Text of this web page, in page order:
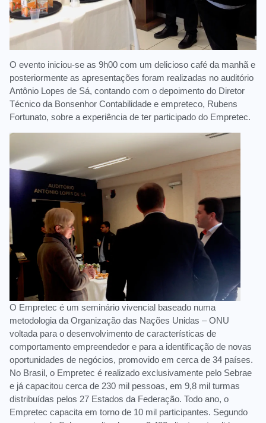
O evento iniciou-se as 9h00 com um delicioso café da manhã e
posteriormente as apresentações foram realizadas no auditório
Antônio Lopes de Sá, contando com o depoimento do Diretor
Técnico da Bonsenhor Contabilidade e empreteco, Rubens
Fortunato, sobre a experiência de ter participado do Empretec.
O Empretec é um seminário vivencial baseado numa
metodologia da Organização das Nações Unidas – ONU
voltada para o desenvolvimento de características de
comportamento empreendedor e para a identificação de novas
oportunidades de negócios, promovido em cerca de 34 países.
No Brasil, o Empretec é realizado exclusivamente pelo Sebrae
e já capacitou cerca de 230 mil pessoas, em 9,8 mil turmas
distribuídas pelos 27 Estados da Federação. Todo ano, o
Empretec capacita em torno de 10 mil participantes. Segundo